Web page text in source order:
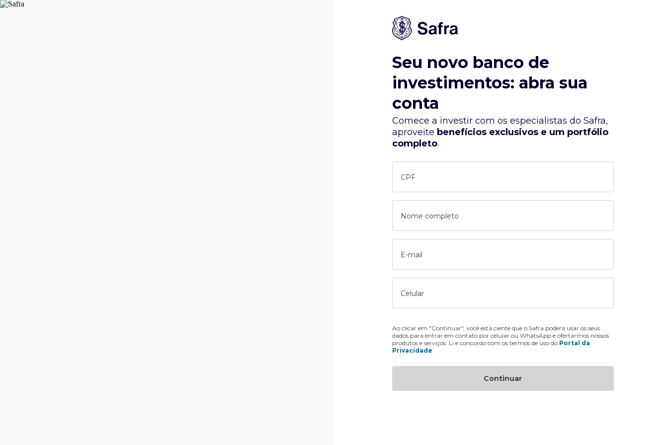
Seu novo banco de
investimentos: abra sua
conta
Comece a investir com os especialistas do Safra,
aproveite benefícios exclusivos e um portfólio
completo.
CPF
Nome completo
E-mail
Celular
Ao clicar em "Continuar", você está ciente que o Safra poderá usar os seus
dados para entrar em contato por celular ou WhatsApp e ofertarmos nossos
produtos e serviços. Li e concordo com os termos de uso do Portal da
Privacidade
Continuar